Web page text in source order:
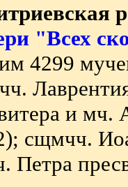
"Всех
4299
и мч.
сщмчч.
Петра